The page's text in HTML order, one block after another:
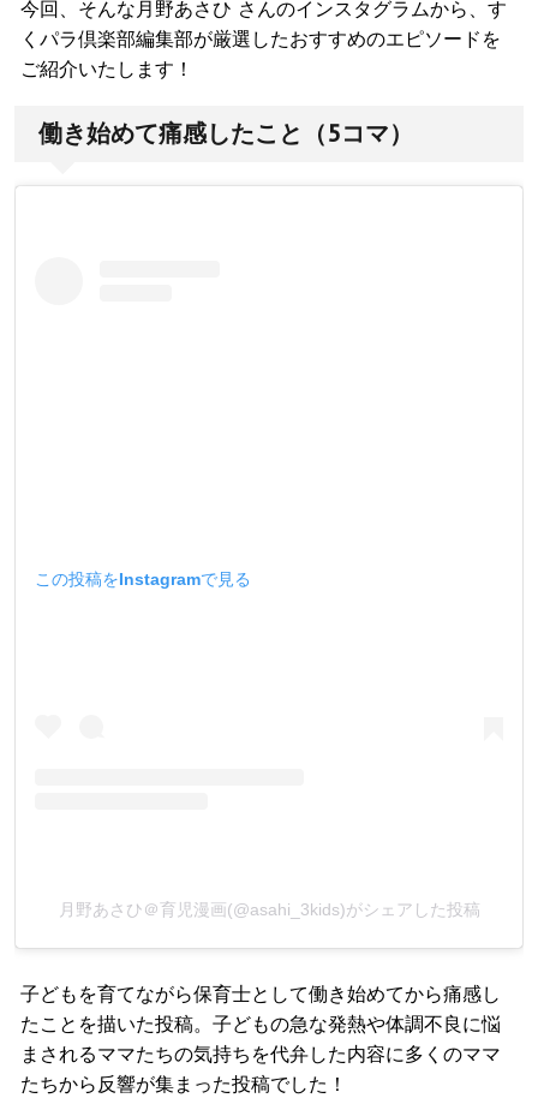
今回、そんな月野あさひ さんのインスタグラムから、す
くパラ倶楽部編集部が厳選したおすすめのエピソードを
ご紹介いたします！
働き始めて痛感したこと（5コマ）
この投稿をInstagramで見る
月野あさひ＠育児漫画(@asahi_3kids)がシェアした投稿
子どもを育てながら保育士として働き始めてから痛感し
たことを描いた投稿。子どもの急な発熱や体調不良に悩
まされるママたちの気持ちを代弁した内容に多くのママ
たちから反響が集まった投稿でした！